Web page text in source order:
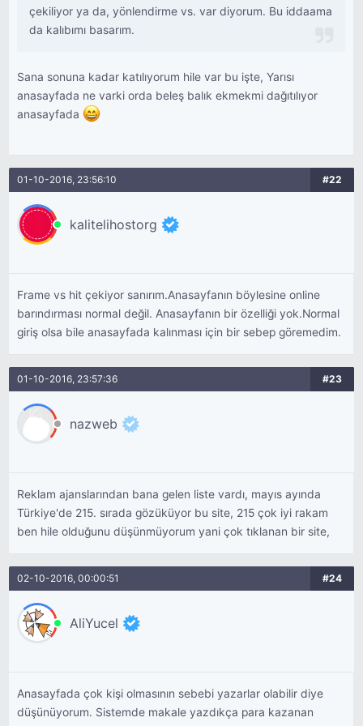
çekiliyor ya da, yönlendirme vs. var diyorum. Bu iddaama
da kalıbımı basarım.
Sana sonuna kadar katılıyorum hile var bu işte, Yarısı
anasayfada ne varki orda beleş balık ekmekmi dağıtılıyor
anasayfada
01-10-2016, 23:56:10 #22
kalitelihostorg
Frame vs hit çekiyor sanırım.Anasayfanın böylesine online
barındırması normal değil. Anasayfanın bir özelliği yok.Normal
giriş olsa bile anasayfada kalınması için bir sebep göremedim.
01-10-2016, 23:57:36 #23
nazweb
Reklam ajanslarından bana gelen liste vardı, mayıs ayında
Türkiye'de 215. sırada gözüküyor bu site, 215 çok iyi rakam
ben hile olduğunu düşünmüyorum yani çok tıklanan bir site,
02-10-2016, 00:00:51 #24
AliYucel
Anasayfada çok kişi olmasının sebebi yazarlar olabilir diye
düşünüyorum. Sistemde makale yazdıkça para kazanan